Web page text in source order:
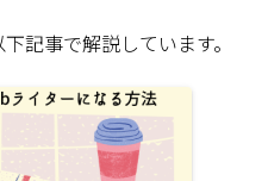
記事で解説しています。